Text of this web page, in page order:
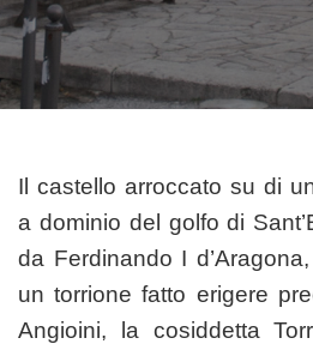
Il castello arroccato su di
a dominio del golfo di
da Ferdinando I
un torrione fatto erigere
Angioini, la cosiddetta